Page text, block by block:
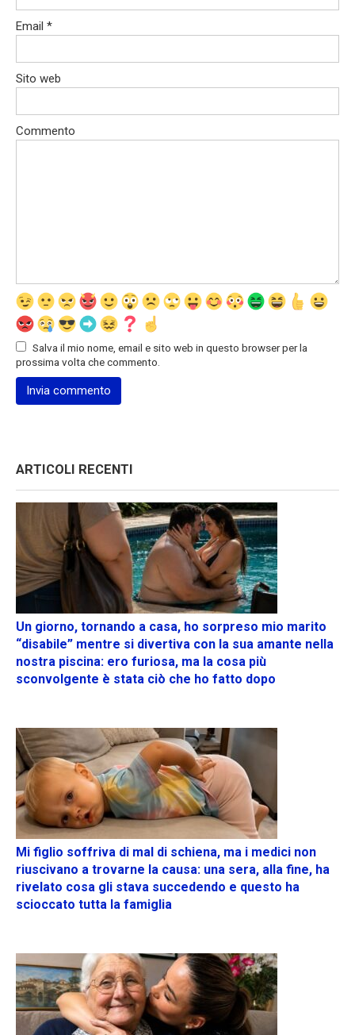
Email *
Sito web
Commento
Salva il mio nome, email e sito web in questo browser per la
prossima volta che commento.
ARTICOLI RECENTI
Un giorno, tornando a casa, ho sorpreso mio marito
“disabile” mentre si divertiva con la sua amante nella
nostra piscina: ero furiosa, ma la cosa più
sconvolgente è stata ciò che ho fatto dopo
Mi figlio soffriva di mal di schiena, ma i medici non
riuscivano a trovarne la causa: una sera, alla fine, ha
rivelato cosa gli stava succedendo e questo ha
scioccato tutta la famiglia